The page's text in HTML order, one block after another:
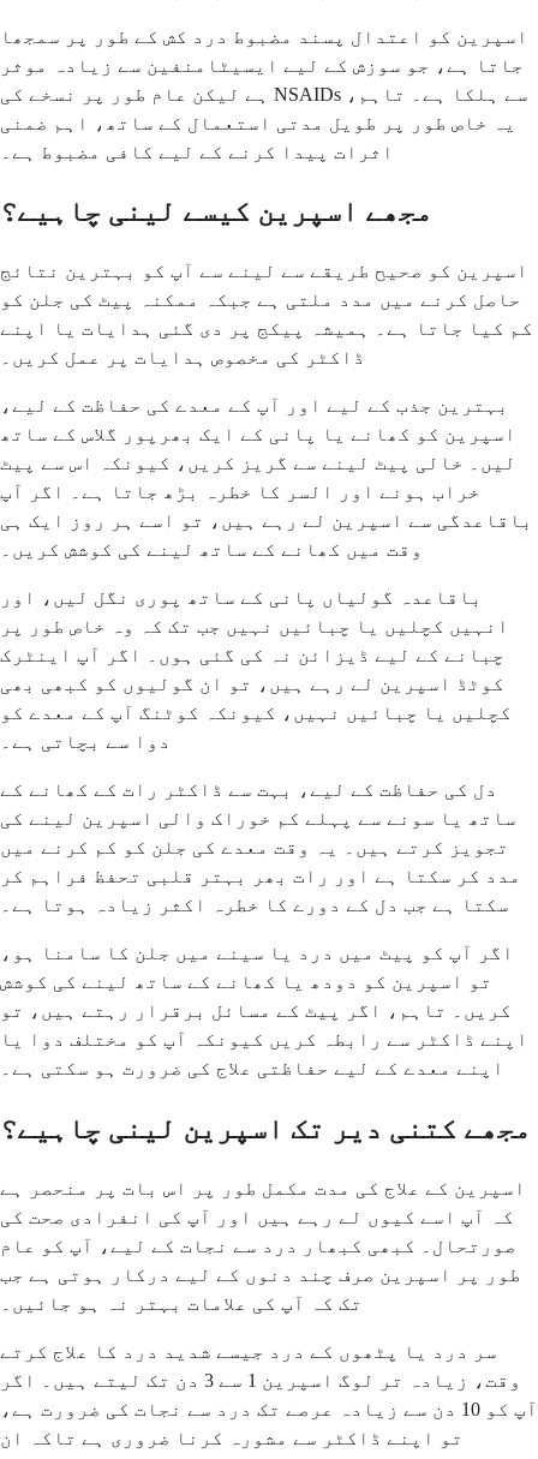
اسپرین کو اعتدال پسند مضبوط درد کش کے طور پر سمجھا
جاتا ہے، جو سوزش کے لیے ایسیٹامنفین سے زیادہ موثر
ہے لیکن عام طور پر نسخے کی NSAIDs سے ہلکا ہے۔ تاہم،
یہ خاص طور پر طویل مدتی استعمال کے ساتھ، اہم ضمنی
اثرات پیدا کرنے کے لیے کافی مضبوط ہے۔
مجھے اسپرین کیسے لینی چاہیے؟
اسپرین کو صحیح طریقے سے لینے سے آپ کو بہترین نتائج
حاصل کرنے میں مدد ملتی ہے جبکہ ممکنہ پیٹ کی جلن کو
کم کیا جاتا ہے۔ ہمیشہ پیکج پر دی گئی ہدایات یا اپنے
ڈاکٹر کی مخصوص ہدایات پر عمل کریں۔
بہترین جذب کے لیے اور آپ کے معدے کی حفاظت کے لیے،
اسپرین کو کھانے یا پانی کے ایک بھرپور گلاس کے ساتھ
لیں۔ خالی پیٹ لینے سے گریز کریں، کیونکہ اس سے پیٹ
خراب ہونے اور السر کا خطرہ بڑھ جاتا ہے۔ اگر آپ
باقاعدگی سے اسپرین لے رہے ہیں، تو اسے ہر روز ایک ہی
وقت میں کھانے کے ساتھ لینے کی کوشش کریں۔
باقاعدہ گولیاں پانی کے ساتھ پوری نگل لیں، اور
انہیں کچلیں یا چبائیں نہیں جب تک کہ وہ خاص طور پر
چبانے کے لیے ڈیزائن نہ کی گئی ہوں۔ اگر آپ اینٹرک
کوٹڈ اسپرین لے رہے ہیں، تو ان گولیوں کو کبھی بھی
کچلیں یا چبائیں نہیں، کیونکہ کوٹنگ آپ کے معدے کو
دوا سے بچاتی ہے۔
دل کی حفاظت کے لیے، بہت سے ڈاکٹر رات کے کھانے کے
ساتھ یا سونے سے پہلے کم خوراک والی اسپرین لینے کی
تجویز کرتے ہیں۔ یہ وقت معدے کی جلن کو کم کرنے میں
مدد کر سکتا ہے اور رات بھر بہتر قلبی تحفظ فراہم کر
سکتا ہے جب دل کے دورے کا خطرہ اکثر زیادہ ہوتا ہے۔
اگر آپ کو پیٹ میں درد یا سینے میں جلن کا سامنا ہو،
تو اسپرین کو دودھ یا کھانے کے ساتھ لینے کی کوشش
کریں۔ تاہم، اگر پیٹ کے مسائل برقرار رہتے ہیں، تو
اپنے ڈاکٹر سے رابطہ کریں کیونکہ آپ کو مختلف دوا یا
اپنے معدے کے لیے حفاظتی علاج کی ضرورت ہو سکتی ہے۔
مجھے کتنی دیر تک اسپرین لینی چاہیے؟
اسپرین کے علاج کی مدت مکمل طور پر اس بات پر منحصر ہے
کہ آپ اسے کیوں لے رہے ہیں اور آپ کی انفرادی صحت کی
صورتحال۔ کبھی کبھار درد سے نجات کے لیے، آپ کو عام
طور پر اسپرین صرف چند دنوں کے لیے درکار ہوتی ہے جب
تک کہ آپ کی علامات بہتر نہ ہو جائیں۔
سر درد یا پٹھوں کے درد جیسے شدید درد کا علاج کرتے
وقت، زیادہ تر لوگ اسپرین 1 سے 3 دن تک لیتے ہیں۔ اگر
آپ کو 10 دن سے زیادہ عرصے تک درد سے نجات کی ضرورت ہے،
تو اپنے ڈاکٹر سے مشورہ کرنا ضروری ہے تاکہ ان